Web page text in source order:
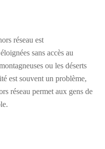
réseau est
sans accès au
ou les déserts
est souvent un problème,
réseau permet aux gens de